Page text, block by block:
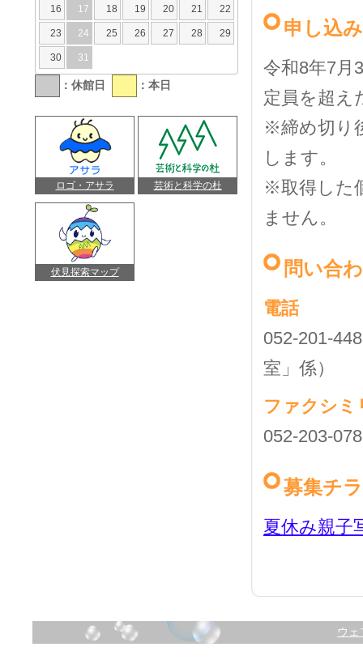
申し込
令和8年7月
定員を超え
※締め切り
します。
※取得した
ません。
問い合
電話
052-201-
室」係）
ファクシミ
052-203-
募集チ
夏休み親子
16 17 18 19 20 21 22
23 24 25 26 27 28 29
30 31
：休館日 ：本日
ロゴ・アサラ 芸術と科学の杜
伏見探索マップ
ウ